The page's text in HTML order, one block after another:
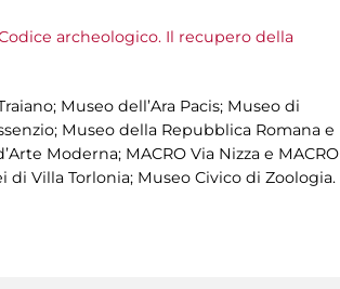
archeologico. Il recupero della
Museo dell’Ara Pacis; Museo di
Museo della Repubblica Romana e
Moderna; MACRO Via Nizza e MACRO
di Villa Torlonia; Museo Civico di Zoologia.